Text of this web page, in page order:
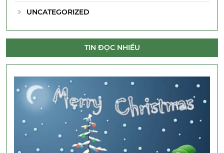
UNCATEGORIZED
TIN ĐỌC NHIỀU